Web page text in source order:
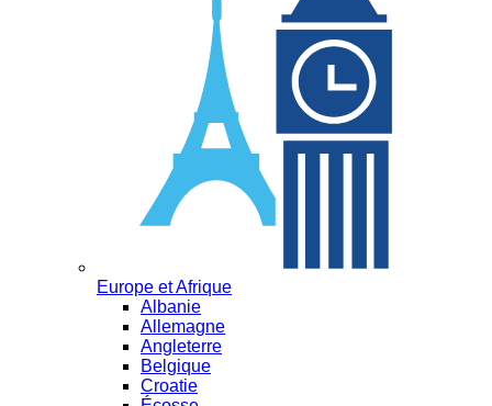
Europe et Afrique
Albanie
Allemagne
Angleterre
Belgique
Croatie